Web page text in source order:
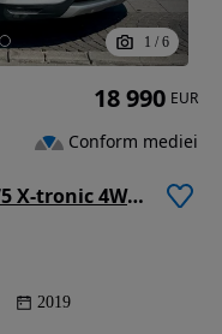
1 / 6
Renault Koleos ENERGY dCi 175 X-tronic 4WD LIMITED
2019
18 990 EUR
Conform mediei